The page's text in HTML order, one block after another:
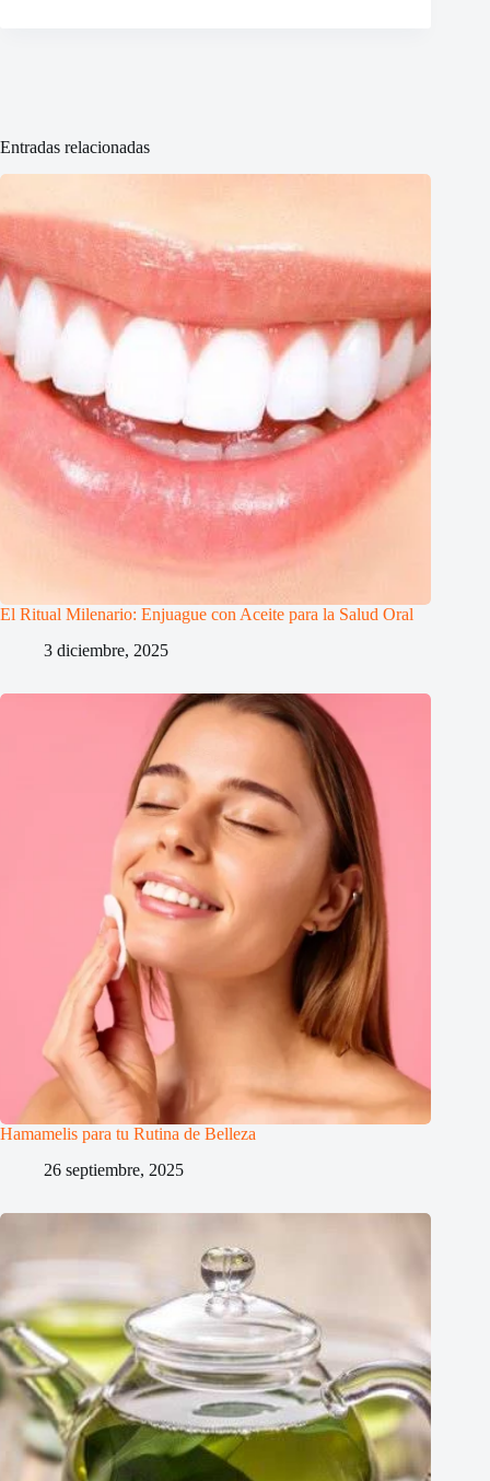
Entradas relacionadas
El Ritual Milenario: Enjuague con Aceite para la Salud Oral
3 diciembre, 2025
Hamamelis para tu Rutina de Belleza
26 septiembre, 2025